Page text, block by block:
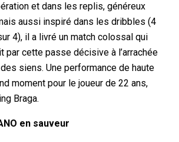
et dans les replis, généreux
aussi inspiré dans les dribbles (4
4), il a livré un match colossal qui
par cette passe décisive à l’arrachée
siens. Une performance de haute
moment pour le joueur de 22 ans,
Braga.
en sauveur